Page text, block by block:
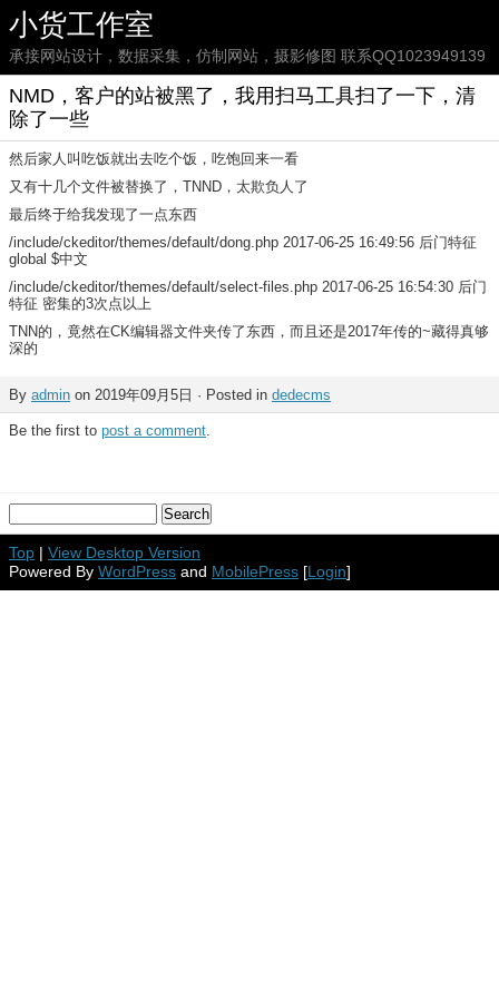
小货工作室
承接网站设计，数据采集，仿制网站，摄影修图 联系QQ1023949139
NMD，客户的站被黑了，我用扫马工具扫了一下，清
除了一些
然后家人叫吃饭就出去吃个饭，吃饱回来一看
又有十几个文件被替换了，TNND，太欺负人了
最后终于给我发现了一点东西
/include/ckeditor/themes/default/dong.php 2017-06-25 16:49:56 后门特征
global $中文
/include/ckeditor/themes/default/select-files.php 2017-06-25 16:54:30 后门
特征 密集的3次点以上
TNN的，竟然在CK编辑器文件夹传了东西，而且还是2017年传的~藏得真够
深的
By admin on 2019年09月5日 · Posted in dedecms
Be the first to post a comment.
Top | View Desktop Version
Powered By WordPress and MobilePress [Login]